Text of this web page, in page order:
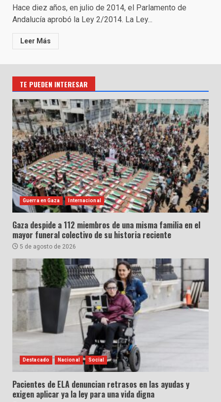
Hace diez años, en julio de 2014, el Parlamento de
Andalucía aprobó la Ley 2/2014. La Ley...
Leer Más
TE PUEDEN INTERESAR
Guerra en Gaza Internacional
Gaza despide a 112 miembros de una misma familia en el
mayor funeral colectivo de su historia reciente
5 de agosto de 2026
Destacado Nacional Social
Pacientes de ELA denuncian retrasos en las ayudas y
exigen aplicar ya la ley para una vida digna